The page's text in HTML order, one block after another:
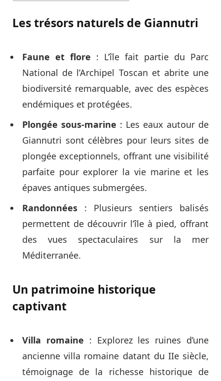
Les trésors naturels de Giannutri
Faune et flore : L’île fait partie du Parc
National de l’Archipel Toscan et abrite une
biodiversité remarquable, avec des espèces
endémiques et protégées.
Plongée sous-marine : Les eaux autour de
Giannutri sont célèbres pour leurs sites de
plongée exceptionnels, offrant une visibilité
parfaite pour explorer la vie marine et les
épaves antiques submergées.
Randonnées : Plusieurs sentiers balisés
permettent de découvrir l’île à pied, offrant
des vues spectaculaires sur la mer
Méditerranée.
Un patrimoine historique
captivant
Villa romaine : Explorez les ruines d’une
ancienne villa romaine datant du IIe siècle,
témoignage de la richesse historique de